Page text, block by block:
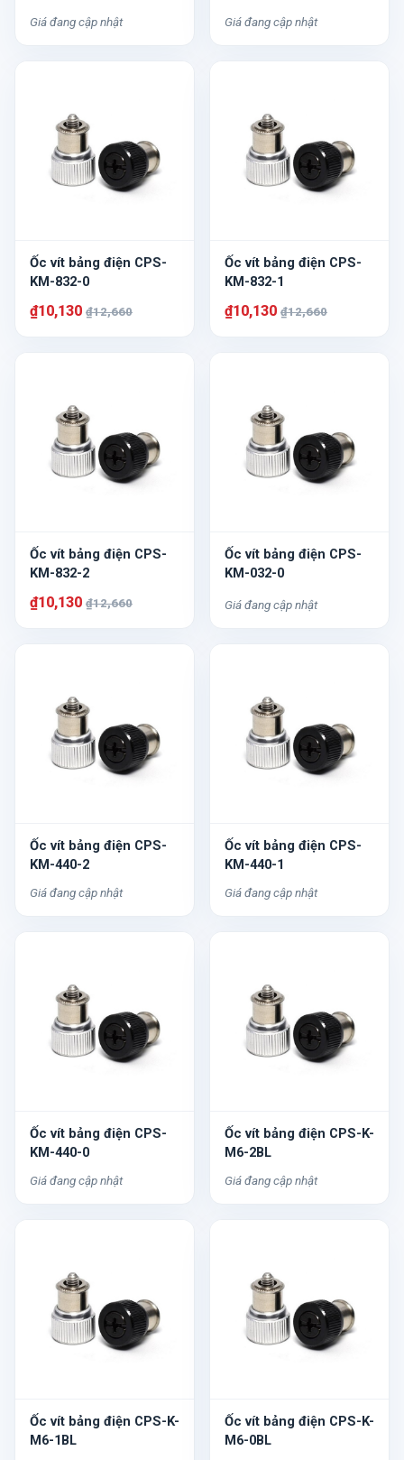
Giá đang cập nhật Giá đang cập nhật
Ốc vít bảng điện CPS-
KM-832-0
₫10,130 ₫12,660
Ốc vít bảng điện CPS-
KM-832-1
₫10,130 ₫12,660
Ốc vít bảng điện CPS-
KM-832-2
₫10,130 ₫12,660
Ốc vít bảng điện CPS-
KM-032-0
Giá đang cập nhật
Ốc vít bảng điện CPS-
KM-440-2
Giá đang cập nhật
Ốc vít bảng điện CPS-
KM-440-1
Giá đang cập nhật
Ốc vít bảng điện CPS-
KM-440-0
Giá đang cập nhật
Ốc vít bảng điện CPS-K-
M6-2BL
Giá đang cập nhật
Ốc vít bảng điện CPS-K-
M6-1BL
Ốc vít bảng điện CPS-K-
M6-0BL